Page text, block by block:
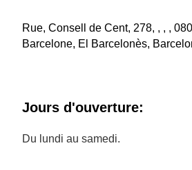
Rue, Consell de Cent, 278, , , ,
Barcelone, El Barcelonès,
Jours d'ouverture:
Du lundi au samedi.